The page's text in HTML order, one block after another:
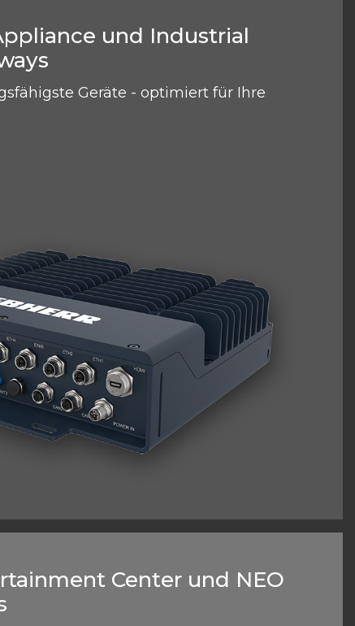
und Industrial
Geräte - optimiert für Ihre
Center und NEO